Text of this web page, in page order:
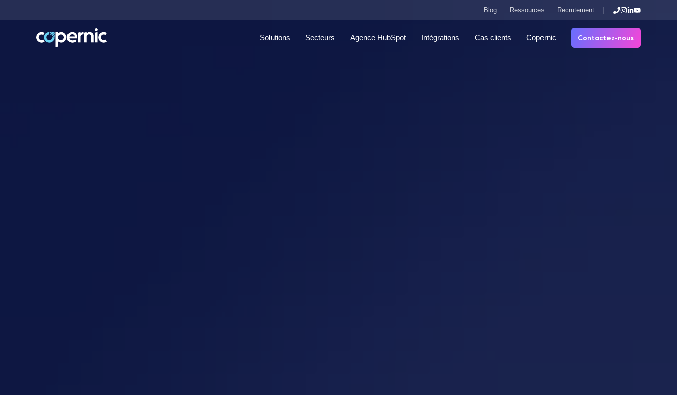
Blog Ressources Recrutement
Solutions Secteurs Agence HubSpot Intégrations Cas clients Copernic Contactez-nous